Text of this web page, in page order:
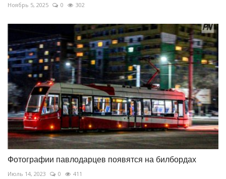
Ноябрь 5, 2025 0 302
Фотографии павлодарцев появятся на билбордах
Июль 14, 2023 0 411